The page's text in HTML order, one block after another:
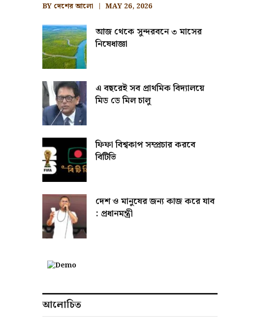
BY দেশের আলো MAY 26, 2026
আজ থেকে সুন্দরবনে ৩ মাসের
নিষেধাজ্ঞা
এ বছরেই সব প্রাথমিক বিদ্যালয়ে
মিড ডে মিল চালু
ফিফা বিশ্বকাপ সম্প্রচার করবে
বিটিভি
দেশ ও মানুষের জন্য কাজ করে যাব
: প্রধানমন্ত্রী
আলোচিত